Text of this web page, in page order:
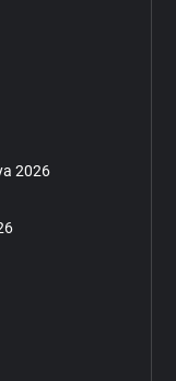
2026